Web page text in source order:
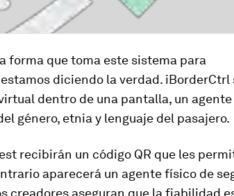
forma que toma este sistema para
diciendo la verdad. iBorderCtrl
dentro de una pantalla, un
género, etnia y lenguaje del pasajero.
recibirán un código QR que les
aparecerá un agente físico de
creadores aseguran que la fiabilidad